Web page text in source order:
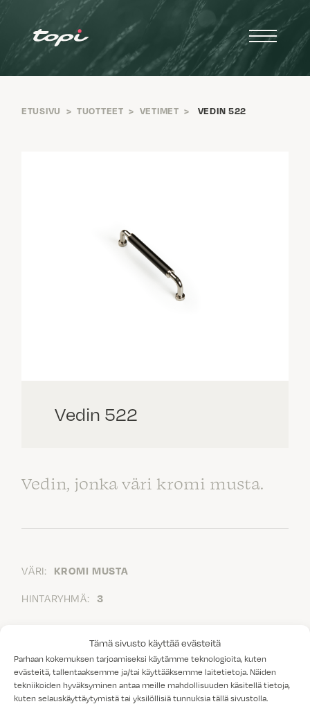
Tämä sivusto käyttää evästeitä
Parhaan kokemuksen tarjoamiseksi käytämme teknologioita, kuten
evästeitä, tallentaaksemme ja/tai käyttääksemme laitetietoja. Näiden
tekniikoiden hyväksyminen antaa meille mahdollisuuden käsitellä tietoja,
kuten selauskäyttäytymistä tai yksilöllisiä tunnuksia tällä sivustolla.
ETUSIVU > TUOTTEET > VETIMET > VEDIN 522
Vedin 522
Vedin, jonka väri kromi musta.
VÄRI: KROMI MUSTA
HINTARYHMÄ: 3